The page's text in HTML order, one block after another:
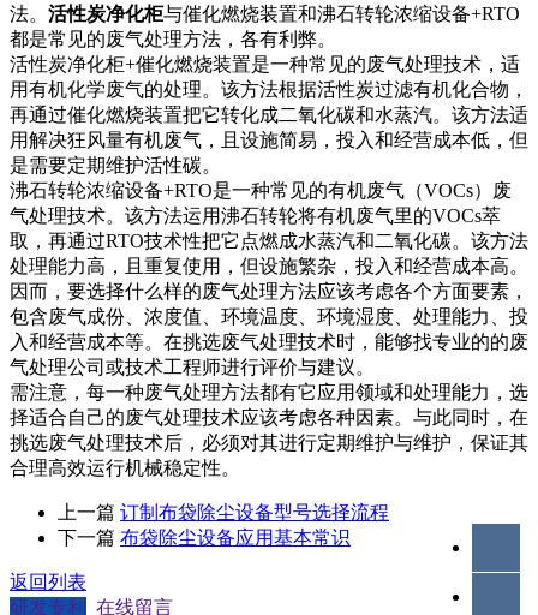
法。 活性炭净化柜与催化燃烧装置和沸石转轮浓缩设备+RTO
都是常见的废气处理方法，各有利弊。
活性炭净化柜+催化燃烧装置是一种常见的废气处理技术，适
用有机化学废气的处理。该方法根据活性炭过滤有机化合物，
再通过催化燃烧装置把它转化成二氧化碳和水蒸汽。该方法适
用解决狂风量有机废气，且设施简易，投入和经营成本低，但
是需要定期维护活性碳。
沸石转轮浓缩设备+RTO是一种常见的有机废气（VOCs）废
气处理技术。该方法运用沸石转轮将有机废气里的VOCs萃
取，再通过RTO技术性把它点燃成水蒸汽和二氧化碳。该方法
处理能力高，且重复使用，但设施繁杂，投入和经营成本高。
因而，要选择什么样的废气处理方法应该考虑各个方面要素，
包含废气成份、浓度值、环境温度、环境湿度、处理能力、投
入和经营成本等。在挑选废气处理技术时，能够找专业的的废
气处理公司或技术工程师进行评价与建议。
需注意，每一种废气处理方法都有它应用领域和处理能力，选
择适合自己的废气处理技术应该考虑各种因素。与此同时，在
挑选废气处理技术后，必须对其进行定期维护与维护，保证其
合理高效运行机械稳定性。
上一篇 订制布袋除尘设备型号选择流程
下一篇 布袋除尘设备应用基本常识
返回列表
研发专利
在线留言